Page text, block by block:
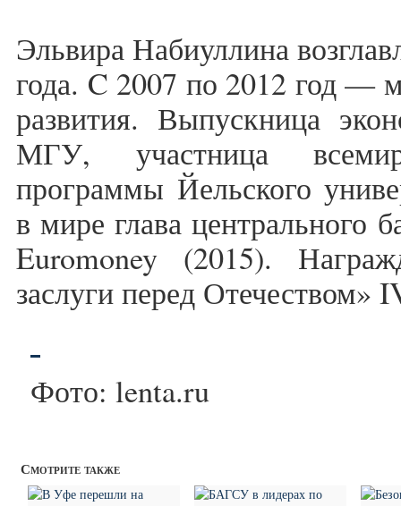
Эльвира Набиуллина
года. C 2007 по 2012 год —
развития. Выпускница
МГУ, участница
программы Йельского
в мире глава центрального
Euromoney (2015).
заслуги перед Отечеством»
Фото: lenta.ru
Смотрите также